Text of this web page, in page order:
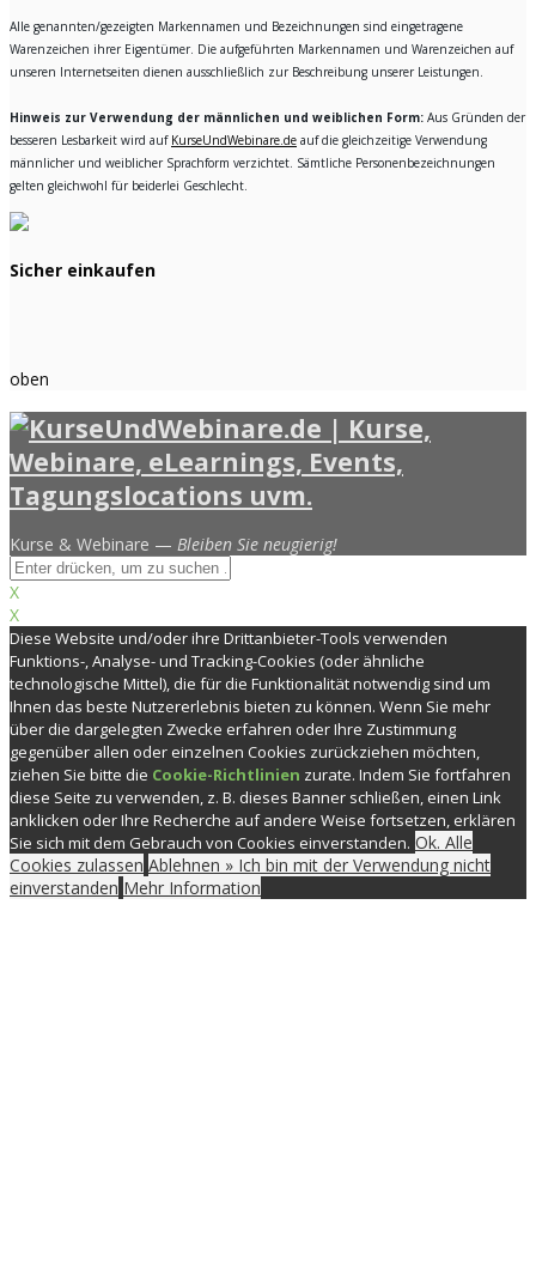
Alle genannten/gezeigten Markennamen und Bezeichnungen sind eingetragene
Warenzeichen ihrer Eigentümer. Die aufgeführten Markennamen und Warenzeichen auf
unseren Internetseiten dienen ausschließlich zur Beschreibung unserer Leistungen.
Hinweis zur Verwendung der männlichen und weiblichen Form: Aus Gründen der
besseren Lesbarkeit wird auf KurseUndWebinare.de auf die gleichzeitige Verwendung
männlicher und weiblicher Sprachform verzichtet. Sämtliche Personenbezeichnungen
gelten gleichwohl für beiderlei Geschlecht.
Sicher einkaufen
oben
Kurse & Webinare — Bleiben Sie neugierig!
X
X
Diese Website und/oder ihre Drittanbieter-Tools verwenden
Funktions-, Analyse- und Tracking-Cookies (oder ähnliche
technologische Mittel), die für die Funktionalität notwendig sind um
Ihnen das beste Nutzererlebnis bieten zu können. Wenn Sie mehr
über die dargelegten Zwecke erfahren oder Ihre Zustimmung
gegenüber allen oder einzelnen Cookies zurückziehen möchten,
ziehen Sie bitte die Cookie-Richtlinien zurate. Indem Sie fortfahren
diese Seite zu verwenden, z. B. dieses Banner schließen, einen Link
anklicken oder Ihre Recherche auf andere Weise fortsetzen, erklären
Sie sich mit dem Gebrauch von Cookies einverstanden. Ok. Alle
Cookies zulassen Ablehnen » Ich bin mit der Verwendung nicht
einverstanden Mehr Information